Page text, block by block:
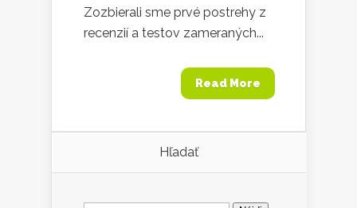
Zozbierali sme prvé postrehy z
recenzií a testov zameraných...
Read More
Hľadať
Hľadať: